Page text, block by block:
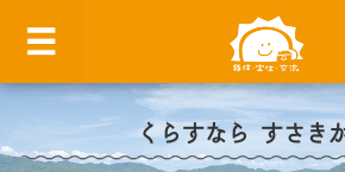
くらすなら すさきか